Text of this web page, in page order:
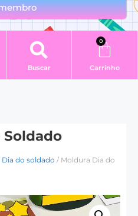
Buscar
0
Carrinho
Dia do soldado / Moldura Dia do